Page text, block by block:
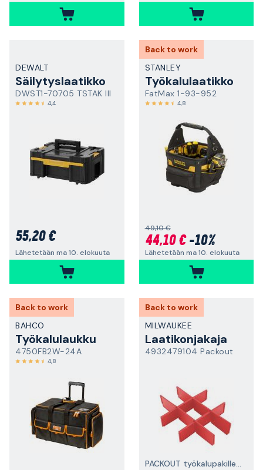
DEWALT
Säilytyslaatikko
DWST1-70705 TSTAK III
4,4
55,20 €
Lähetetään ma 10. elokuuta
Back to work
STANLEY
Työkalulaatikko
FatMax 1-93-952
4,8
49,10 €
44,10 €-10%
Lähetetään ma 10. elokuuta
Back to work
BAHCO
Työkalulaukku
4750FB2W-24A
4,8
Back to work
MILWAUKEE
Laatikonjakaja
4932479104 Packout
PACKOUT työkalupakille kolmella laatikolla